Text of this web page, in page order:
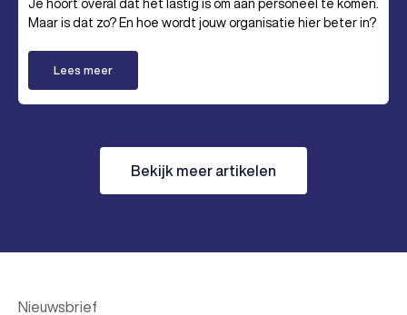
Je hoort overal dat het lastig is om aan personeel te komen.
Maar is dat zo? En hoe wordt jouw organisatie hier beter in?
Lees meer
Bekijk meer artikelen
Nieuwsbrief